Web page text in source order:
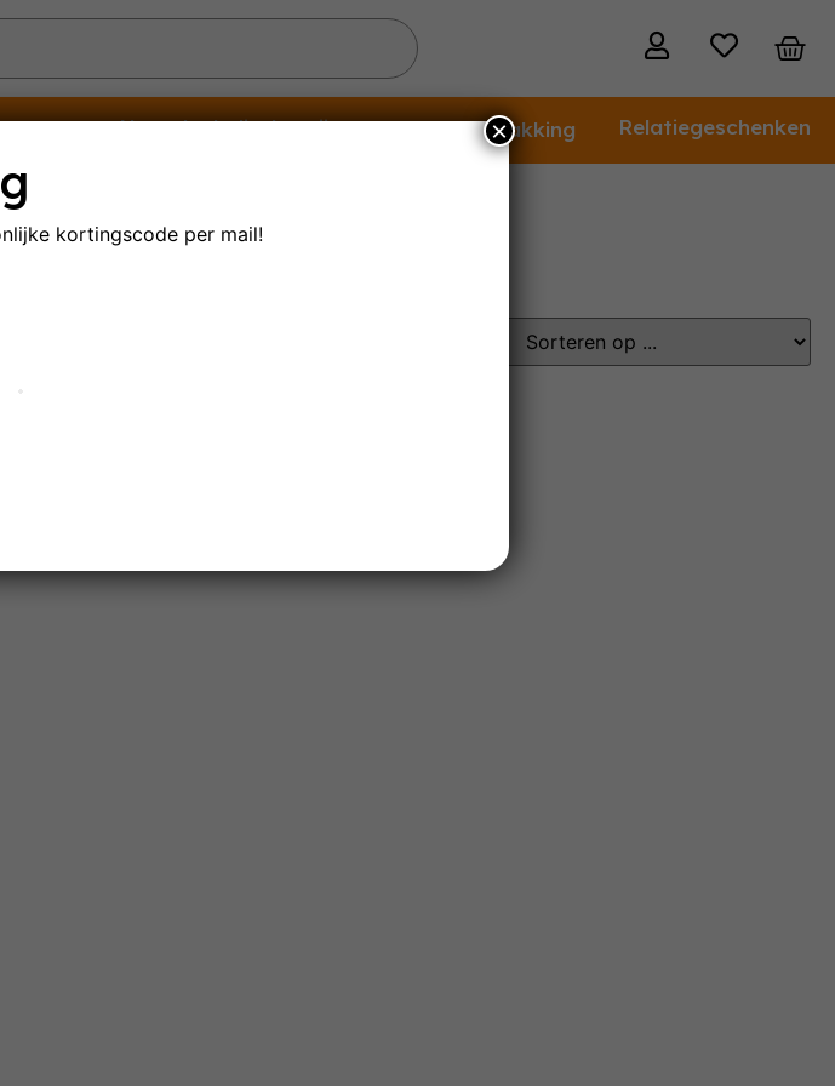
wijnen Non-alcoholische wijn Cadeauverpakking Relatiegeschenken
kortingscode per mail!
×